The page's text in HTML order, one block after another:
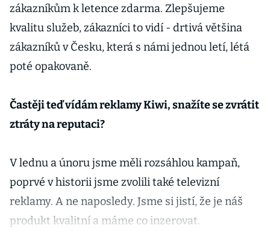
zákazníkům k letence zdarma. Zlepšujeme
kvalitu služeb, zákazníci to vidí - drtivá většina
zákazníků v Česku, která s námi jednou letí, létá
poté opakovaně.
Častěji teď vídám reklamy Kiwi, snažíte se zvrátit
ztráty na reputaci?
V lednu a únoru jsme měli rozsáhlou kampaň,
poprvé v historii jsme zvolili také televizní
reklamy. A ne naposledy. Jsme si jistí, že je náš
produkt kvalitní a máme co inzerovat.